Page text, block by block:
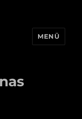
MENÜ